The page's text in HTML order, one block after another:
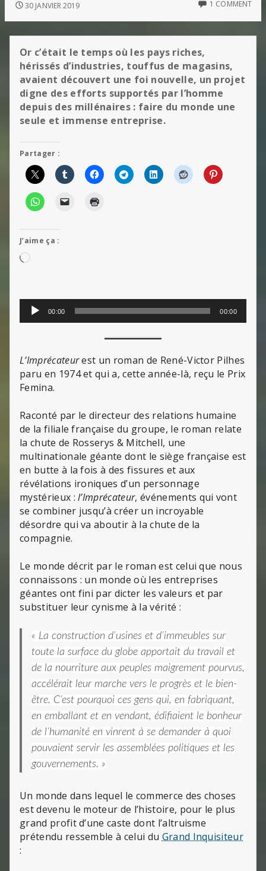
30 JANVIER 2019 1 COMMENT
Or c’était le temps où les pays riches,
hérissés d’industries, touffus de magasins,
avaient découvert une foi nouvelle, un projet
digne des efforts supportés par l’homme
depuis des millénaires : faire du monde une
seule et immense entreprise.
Partager :
J’aime ça :
Chargement…
Lecteur
audio
00:00 00:00
L’Imprécateurest un roman de René-Victor Pilhes
paru en 1974 et qui a, cette année-là, reçu le Prix
Femina.
Raconté par le directeur des relations humaine
de la filiale française du groupe, le roman relate
la chute de Rosserys & Mitchell, une
multinationale géante dont le siège française est
en butte à la fois à des fissures et aux
révélations ironiques d’un personnage
mystérieux :l’Imprécateur, événements qui vont
se combiner jusqu’à créer un incroyable
désordre qui va aboutir à la chute de la
compagnie.
Le monde décrit par le roman est celui que nous
connaissons : un monde où les entreprises
géantes ont fini par dicter les valeurs et par
substituer leur cynisme à la vérité :
« La construction d’usines et d’immeubles sur
toute la surface du globe apportait du travail et
de la nourriture aux peuples maigrement pourvus,
accélérait leur marche vers le progrès et le bien-
être. C’est pourquoi ces gens qui, en fabriquant,
en emballant et en vendant, édifiaient le bonheur
de l’humanité en vinrent à se demander à quoi
pouvaient servir les assemblées politiques et les
gouvernements. »
Un monde dans lequel le commerce des choses
est devenu le moteur de l’histoire, pour le plus
grand profit d’une caste dont l’altruisme
prétendu ressemble à celui du Grand Inquisiteur
: